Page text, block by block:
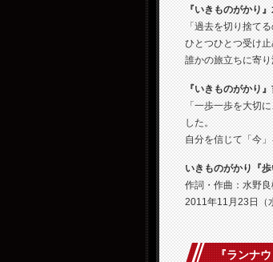
『いきものがかり
「過去を切り捨て
ひとつひとつ受け
誰かの旅立ちに寄
『いきものがかり
「一歩一歩を大切
した。
自分を信じて「今
いきものがかり『歩
作詞・作曲：水野
2011年11月23日（
『ランナ